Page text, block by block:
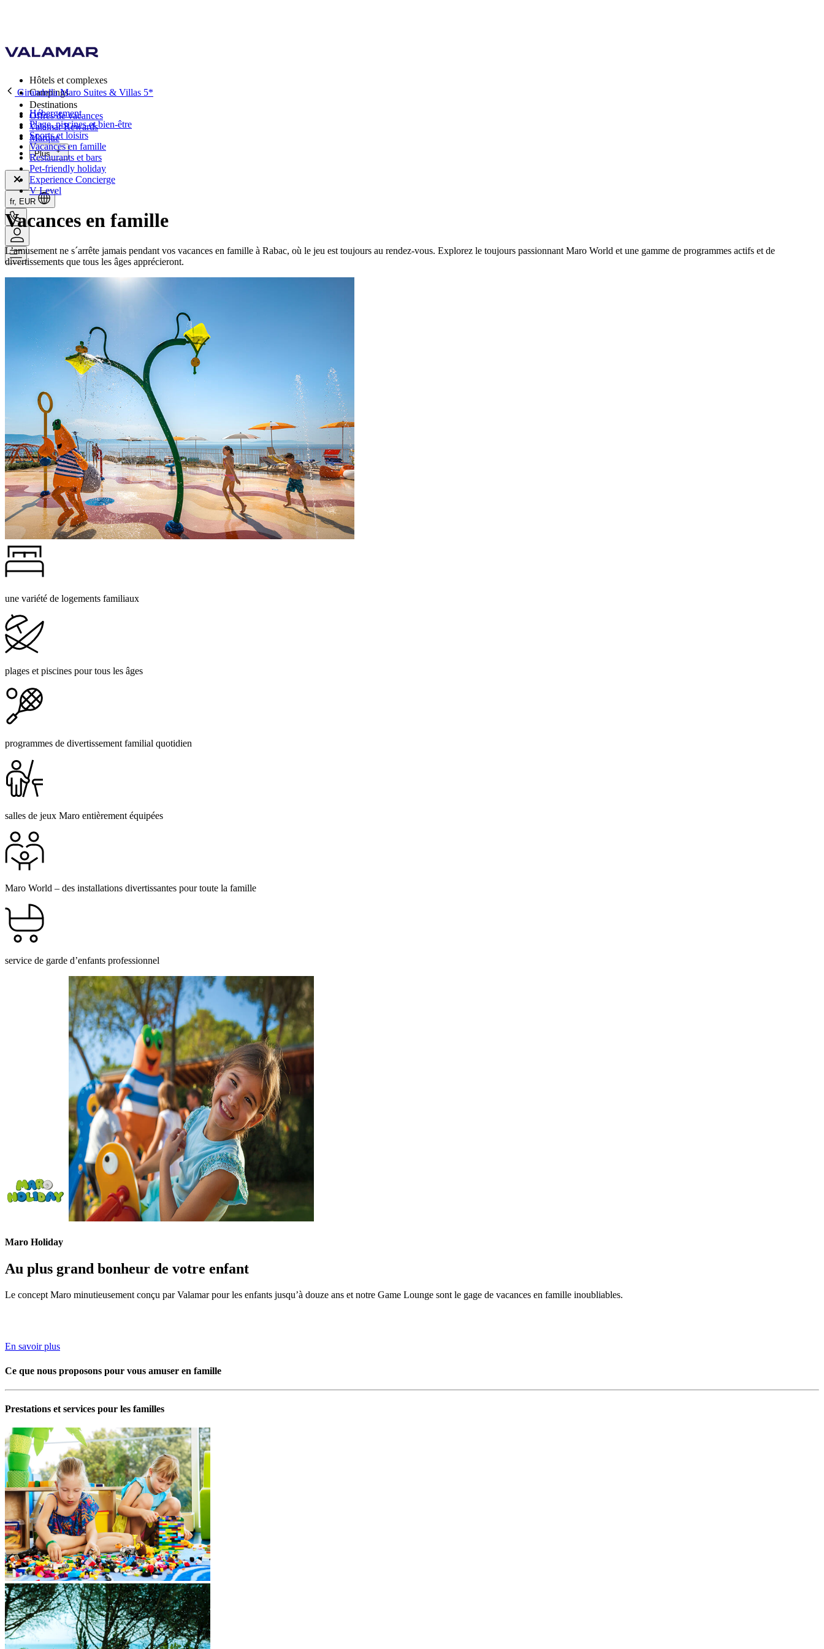
Hôtels et complexes
Campings
Destinations
Offres de vacances
Valamar Rewards
Marque
Plus
fr, EUR
Girandella Maro Suites & Villas 5*
Hébergement
Plage, piscines et bien-être
Sports et loisirs
Vacances en famille
Restaurants et bars
Pet-friendly holiday
Experience Concierge
V Level
Vacances en famille
L’amusement ne s´arrête jamais pendant vos vacances en famille à Rabac, où le jeu est toujours au rendez-vous. Explorez le toujours passionnant Maro World et une gamme de programmes actifs et de
divertissements que tous les âges apprécieront.
une variété de logements familiaux
plages et piscines pour tous les âges
programmes de divertissement familial quotidien
salles de jeux Maro entièrement équipées
Maro World – des installations divertissantes pour toute la famille
service de garde d’enfants professionnel
Maro Holiday
Au plus grand bonheur de votre enfant
Le concept Maro minutieusement conçu par Valamar pour les enfants jusqu’à douze ans et notre Game Lounge sont le gage de vacances en famille inoubliables.
En savoir plus
Ce que nous proposons pour vous amuser en famille
Prestations et services pour les familles